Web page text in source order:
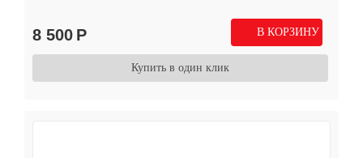
8 500 Р В КОРЗИНУ
Купить в один клик